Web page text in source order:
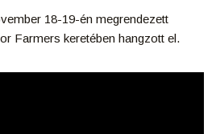
18-19-én megrendezett
Farmers keretében hangzott el.